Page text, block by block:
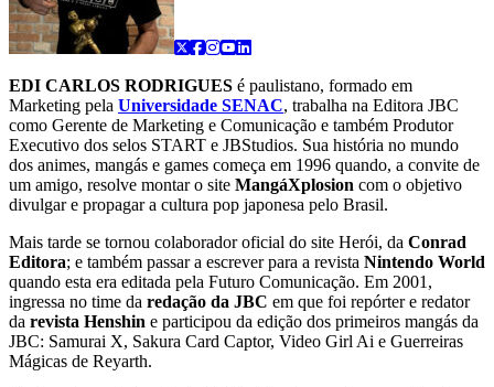
EDI CARLOS RODRIGUES é paulistano, formado em
Marketing pela Universidade SENAC, trabalha na Editora JBC
como Gerente de Marketing e Comunicação e também Produtor
Executivo dos selos START e JBStudios. Sua história no mundo
dos animes, mangás e games começa em 1996 quando, a convite de
um amigo, resolve montar o site MangáXplosion com o objetivo
divulgar e propagar a cultura pop japonesa pelo Brasil.
Mais tarde se tornou colaborador oficial do site Herói, da Conrad
Editora; e também passar a escrever para a revista Nintendo World
quando esta era editada pela Futuro Comunicação. Em 2001,
ingressa no time da redação da JBC em que foi repórter e redator
da revista Henshin e participou da edição dos primeiros mangás da
JBC: Samurai X, Sakura Card Captor, Video Girl Ai e Guerreiras
Mágicas de Reyarth.